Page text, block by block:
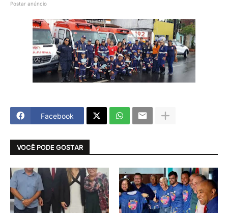
Postar anúncio
Facebook
VOCÊ PODE GOSTAR